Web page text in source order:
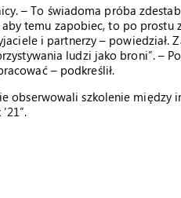
– To świadoma próba
temu zapobiec, to po prostu
i partnerzy – powiedział.
ludzi jako broni”. –
– podkreślił.
obserwowali szkolenie między